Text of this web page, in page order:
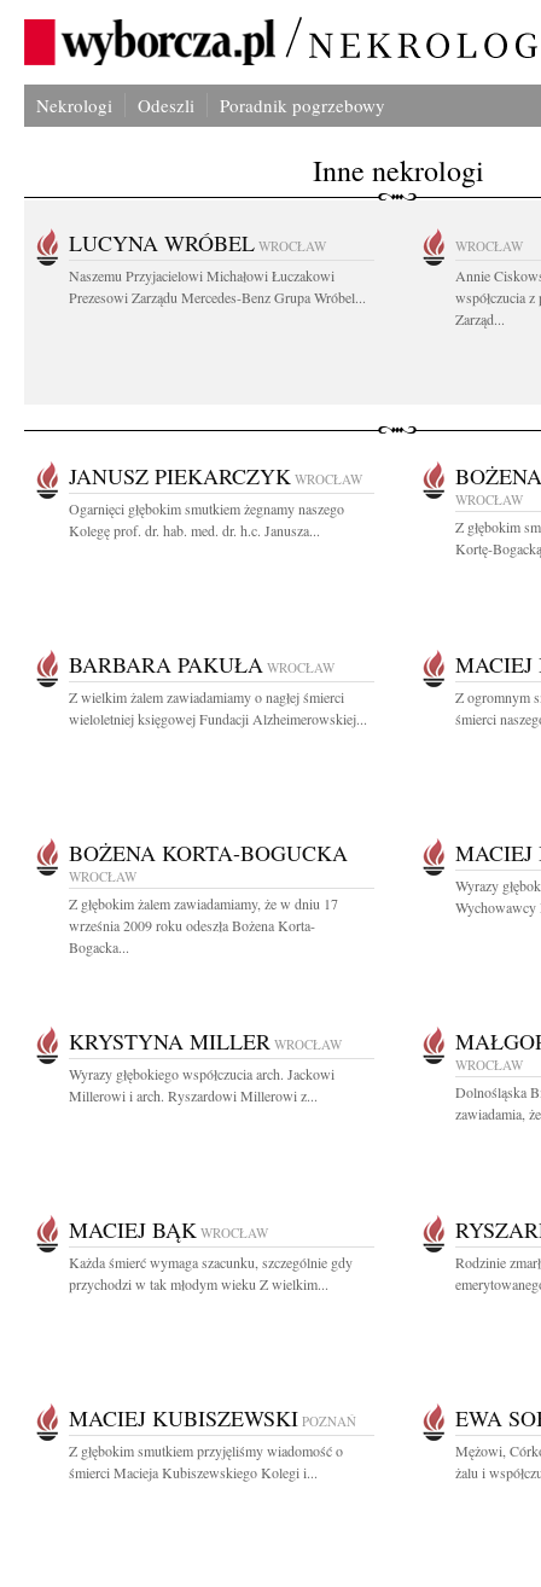
Nekrologi Odeszli Poradnik pogrzebowy
Inne nekrologi
LUCYNA WRÓBEL WROCŁAW
Naszemu Przyjacielowi Michałowi Łuczakowi
Prezesowi Zarządu Mercedes-Benz Grupa Wróbel...
WROCŁAW
Annie
współczucia
Zarząd...
JANUSZ PIEKARCZYK WROCŁAW
Ogarnięci głębokim smutkiem żegnamy naszego
Kolegę prof. dr. hab. med. dr. h.c. Janusza...
WROCŁAW
Z głębokim
Kortę-
BARBARA PAKUŁA WROCŁAW
Z wielkim żalem zawiadamiamy o nagłej śmierci
wieloletniej księgowej Fundacji Alzheimerowskiej...
MACIEJ
Z ogromnym
śmierci
BOŻENA KORTA-BOGUCKA
WROCŁAW
Z głębokim żalem zawiadamiamy, że w dniu 17
września 2009 roku odeszła Bożena Korta-
Bogacka...
MACIEJ
Wyrazy
Wychowawcy
KRYSTYNA MILLER WROCŁAW
Wyrazy głębokiego współczucia arch. Jackowi
Millerowi i arch. Ryszardowi Millerowi z...
WROCŁAW
Dolnośląska
zawiadamia,
MACIEJ BĄK WROCŁAW
Każda śmierć wymaga szacunku, szczególnie gdy
przychodzi w tak młodym wieku Z wielkim...
Rodzinie
MACIEJ KUBISZEWSKI POZNAŃ
Z głębokim smutkiem przyjęliśmy wiadomość o
śmierci Macieja Kubiszewskiego Kolegi i...
EWA
Mężowi,
żalu i